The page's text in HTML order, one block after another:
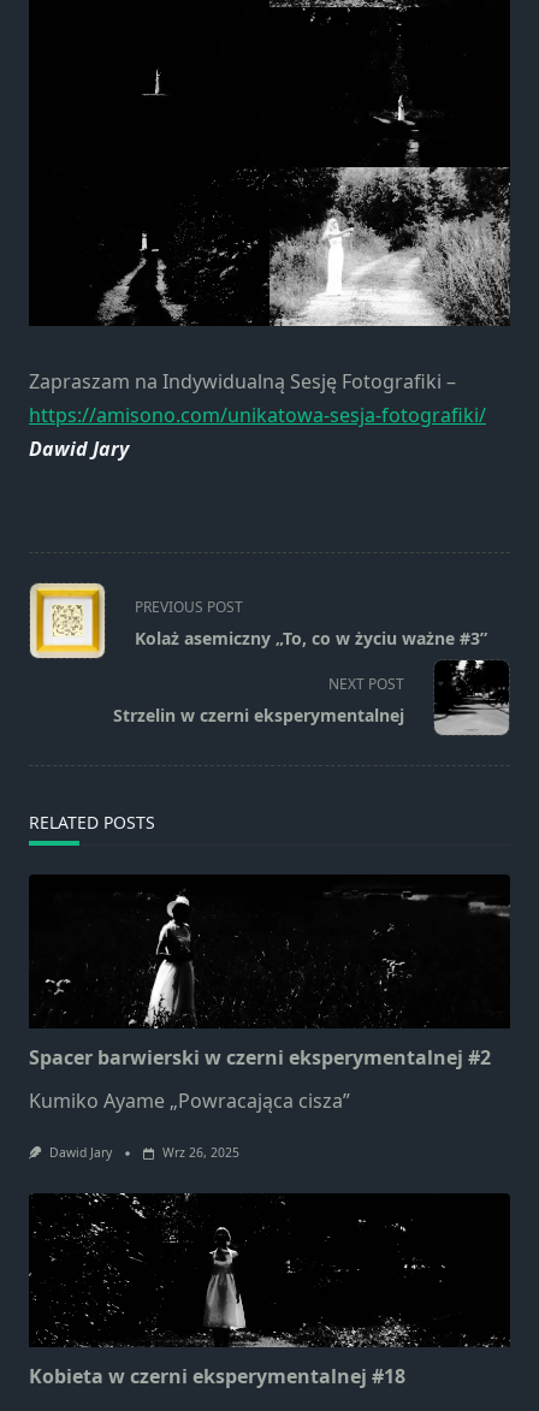
Zapraszam na Indywidualną Sesję Fotografiki –
https://amisono.com/unikatowa-sesja-fotografiki/
Dawid Jary
<span
class="nav-
subtitle
PREVIOUS POST
Kolaż asemiczny „To, co w życiu ważne #3”
NEXT POST
Strzelin w czerni eksperymentalnej
RELATED POSTS
Spacer barwierski w czerni eksperymentalnej #2
Kumiko Ayame „Powracająca cisza”
Dawid Jary Wrz 26, 2025
Kobieta w czerni eksperymentalnej #18